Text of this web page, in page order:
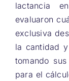
lactancia
evaluaron
exclusiva
la cantidad
tomando
para el